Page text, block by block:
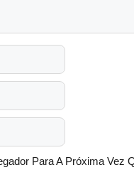
Para A Próxima Vez